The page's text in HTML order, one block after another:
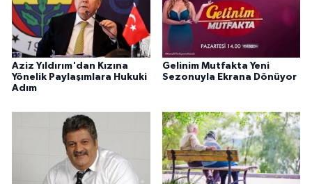
Aziz Yıldırım'dan Kızına
Yönelik Paylaşımlara Hukuki
Adım
Gelinim Mutfakta Yeni
Sezonuyla Ekrana Dönüyor